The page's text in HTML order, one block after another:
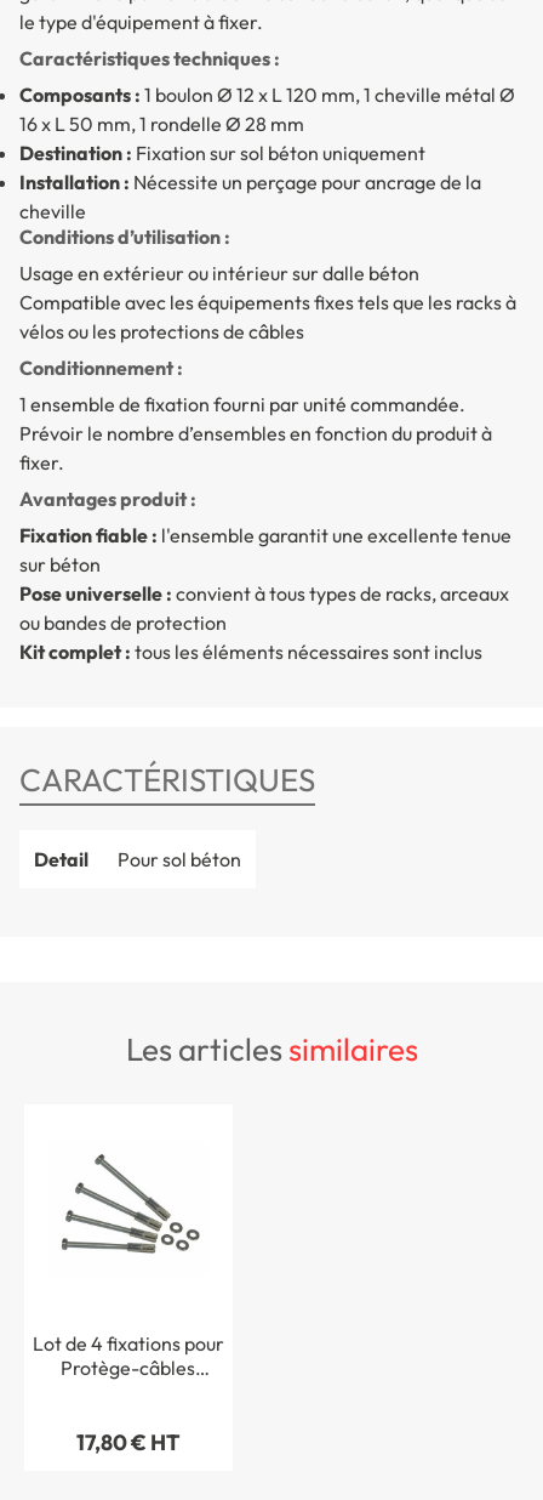
le type d'équipement à fixer.
Caractéristiques techniques :
Composants : 1 boulon Ø 12 x L 120 mm, 1 cheville métal Ø
16 x L 50 mm, 1 rondelle Ø 28 mm
Destination : Fixation sur sol béton uniquement
Installation : Nécessite un perçage pour ancrage de la
cheville
Conditions d’utilisation :
Usage en extérieur ou intérieur sur dalle béton
Compatible avec les équipements fixes tels que les racks à
vélos ou les protections de câbles
Conditionnement :
1 ensemble de fixation fourni par unité commandée.
Prévoir le nombre d’ensembles en fonction du produit à
fixer.
Avantages produit :
Fixation fiable : l'ensemble garantit une excellente tenue
sur béton
Pose universelle : convient à tous types de racks, arceaux
ou bandes de protection
Kit complet : tous les éléments nécessaires sont inclus
CARACTÉRISTIQUES
Detail Pour sol béton
les articlessimilaires
Lot de 4 fixations pour
Protège-câbles
17,80 € HT